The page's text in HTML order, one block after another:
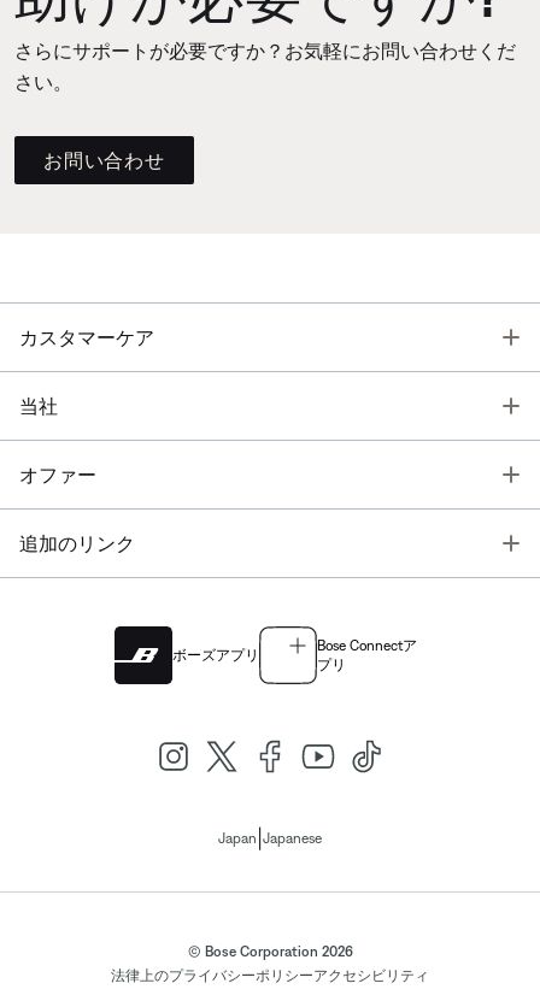
さらにサポートが必要ですか？お気軽にお問い合わせくだ
さい。
お問い合わせ
カスタマーケア
当社
オファー
追加のリンク
ボーズアプリ
Bose Connectア
プリ
Japan Japanese
© Bose Corporation 2026
法律上のプライバシーポリシーアクセシビリティ